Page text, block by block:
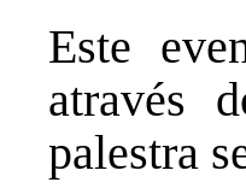
Este
através
palestra